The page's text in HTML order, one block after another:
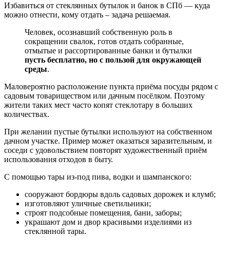
Избавиться от стеклянных бутылок и банок в СПб — куда
можно отнести, кому отдать – задача решаемая.
Человек, осознавший собственную роль в
сокращении свалок, готов отдать собранные,
отмытые и рассортированные банки и бутылки
пусть бесплатно, но с пользой для окружающей
среды.
Маловероятно расположение пункта приёма посуды рядом с
садовым товариществом или дачным посёлком. Поэтому
жители таких мест часто копят стеклотару в больших
количествах.
При желании пустые бутылки используют на собственном
дачном участке. Пример может оказаться заразительным, и
соседи с удовольствием повторят художественный приём
использования отходов в быту.
С помощью тары из-под пива, водки и шампанского:
сооружают бордюры вдоль садовых дорожек и клумб;
изготовляют уличные светильники;
строят подсобные помещения, бани, заборы;
украшают дом и двор красивыми изделиями из
стеклянной тары.